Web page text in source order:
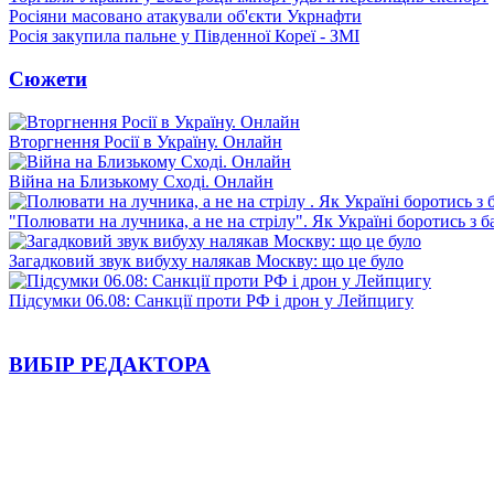
Росіяни масовано атакували об'єкти Укрнафти
Росія закупила пальне у Південної Кореї - ЗМІ
Сюжети
Вторгнення Росії в Україну. Онлайн
Війна на Близькому Сході. Онлайн
"Полювати на лучника, а не на стрілу". Як Україні боротись з
Загадковий звук вибуху налякав Москву: що це було
Підсумки 06.08: Санкції проти РФ і дрон у Лейпцигу
ВИБІР РЕДАКТОРА